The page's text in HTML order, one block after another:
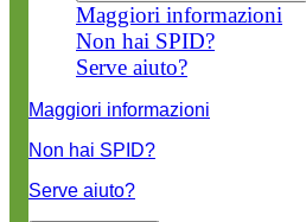
Maggiori informazioni
Non hai SPID?
Serve aiuto?
Maggiori informazioni
Non hai SPID?
Serve aiuto?